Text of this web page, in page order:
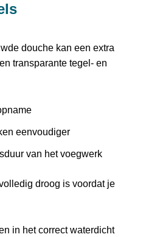
douche kan een extra
transparante tegel- en
eenvoudiger
van het voegwerk
droog is voordat je
in het correct waterdicht